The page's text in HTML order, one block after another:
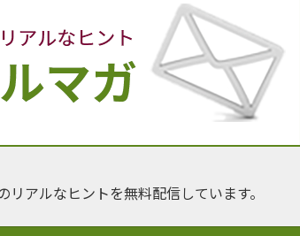
リアルなヒントを無料配信しています。